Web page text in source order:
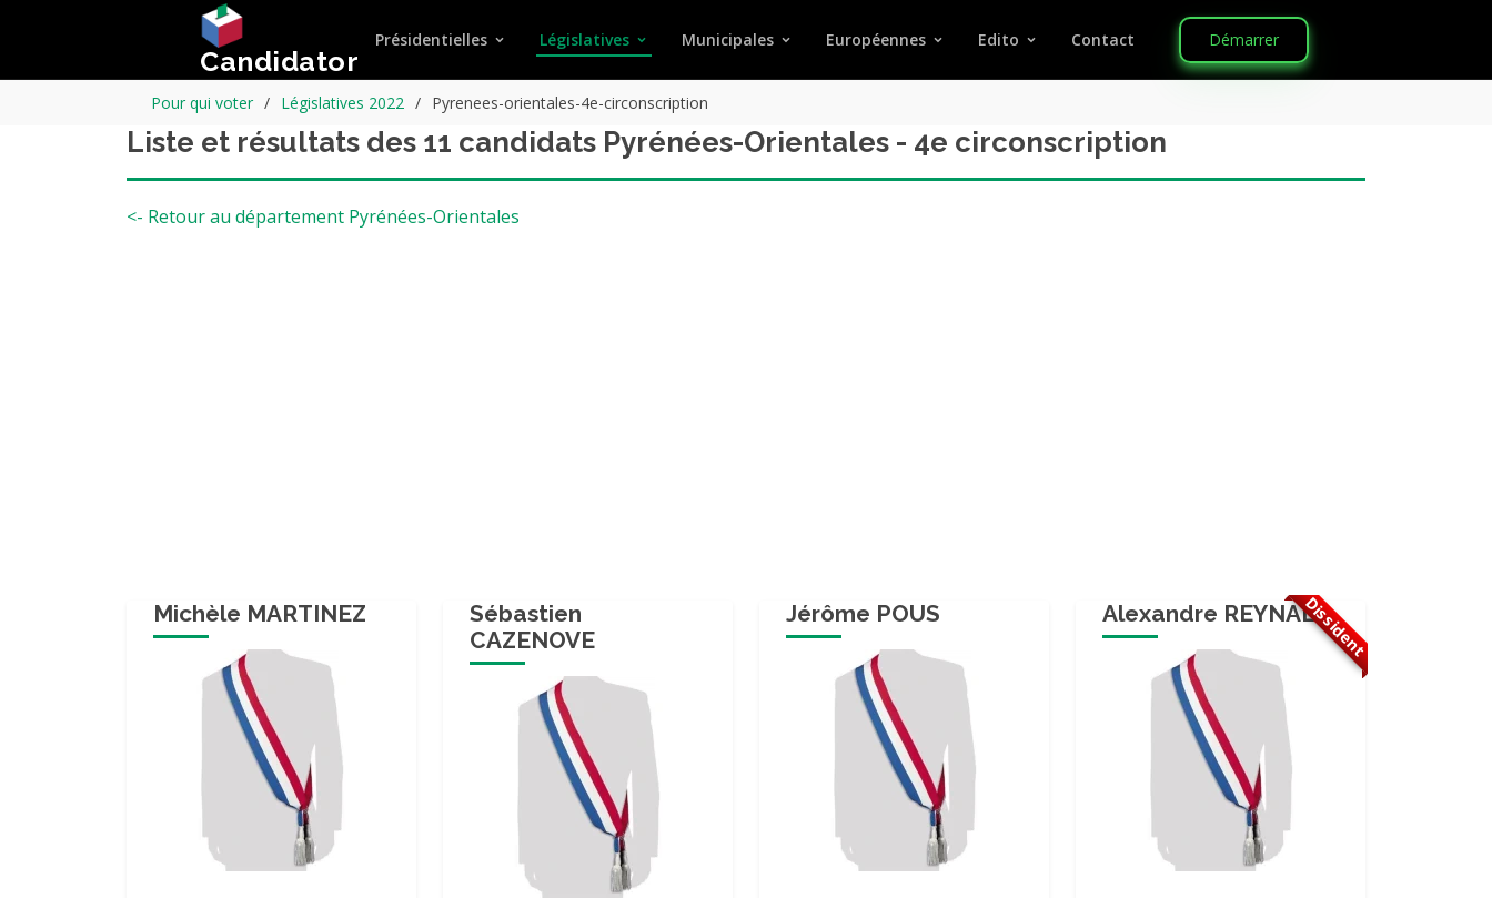
Candidator
Présidentielles Législatives Municipales Européennes Edito Contact Démarrer
Pour qui voter Législatives 2022 Pyrenees-orientales-4e-circonscription
Liste et résultats des 11 candidats Pyrénées-Orientales - 4e circonscription
<- Retour au département Pyrénées-Orientales
Michèle MARTINEZ
Sébastien
CAZENOVE
Jérôme POUS Alexandre REYNALDissident